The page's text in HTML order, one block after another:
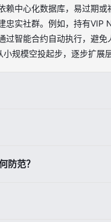
赖中心化数据库，易过期
忠实社群。例如，持有VIP
过智能合约自动执行，避
规模空投起步，逐步扩展层
：1.定义权益（如VIP优
，适合创作者和小品牌
步骤：1.预热宣传，空投
实现病毒增长。
防范？
全锁；4.后台锁定异常账